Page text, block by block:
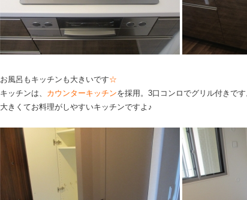
お風呂もキッチンも大きいです☆
キッチンは、 カウンターキッチンを採用。3口コンロでグリル付きです
大きくてお料理がしやすいキッチンですよ♪